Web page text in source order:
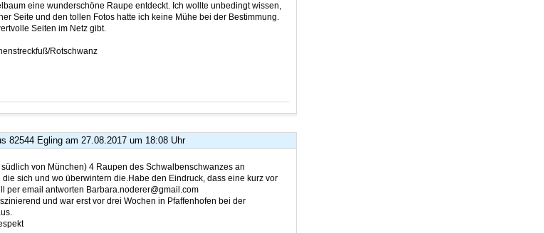
eine wunderschöne Raupe entdeckt. Ich wollte unbedingt wissen,
Seite und den tollen Fotos hatte ich keine Mühe bei der Bestimmung.
Seiten im Netz gibt.
Rotschwanz
82544 Egling am 27.08.2017 um 18:08 Uhr
von München) 4 Raupen des Schwalbenschwanzes an
sich und wo überwintern die.Habe den Eindruck, dass eine kurz vor
per email antworten Barbara.noderer@gmail.com
und war erst vor drei Wochen in Pfaffenhofen bei der